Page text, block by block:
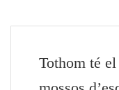
Tothom té